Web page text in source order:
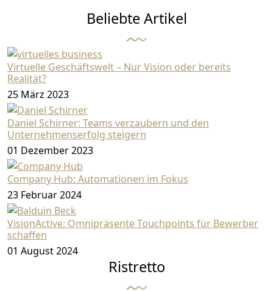
Beliebte Artikel
Virtuelle Geschäftswelt – Nur Vision oder bereits
Realität?
25 März 2023
Daniel Schirner: Teams verzaubern und den
Unternehmenserfolg steigern
01 Dezember 2023
Company Hub: Automationen im Fokus
23 Februar 2024
VisionActive: Omnipräsente Touchpoints für Bewerber
schaffen
01 August 2024
Ristretto